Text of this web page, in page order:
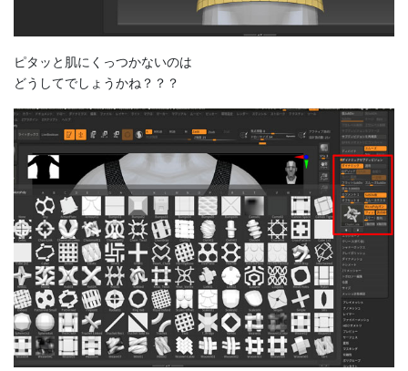
ピタッと肌にくっつかないのは
どうしてでしょうかね？？？